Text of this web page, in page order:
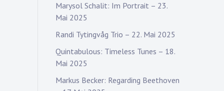
Marysol Schalit: Im Portrait – 23.
Mai 2025
Randi Tytingvåg Trio – 22. Mai 2025
Quintabulous: Timeless Tunes – 18.
Mai 2025
Markus Becker: Regarding Beethoven